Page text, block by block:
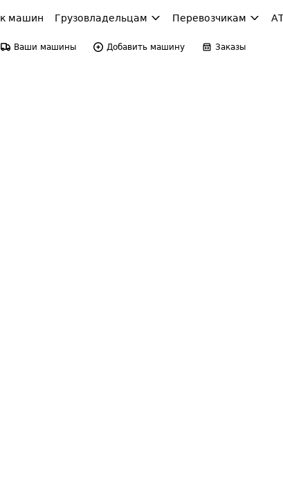
машин Грузовладельцам Перевозчикам
Ваши машины Добавить машину Заказы